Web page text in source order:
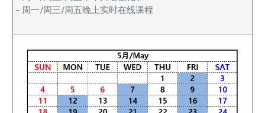
– 周一/周三/周五晚上实时在线课程